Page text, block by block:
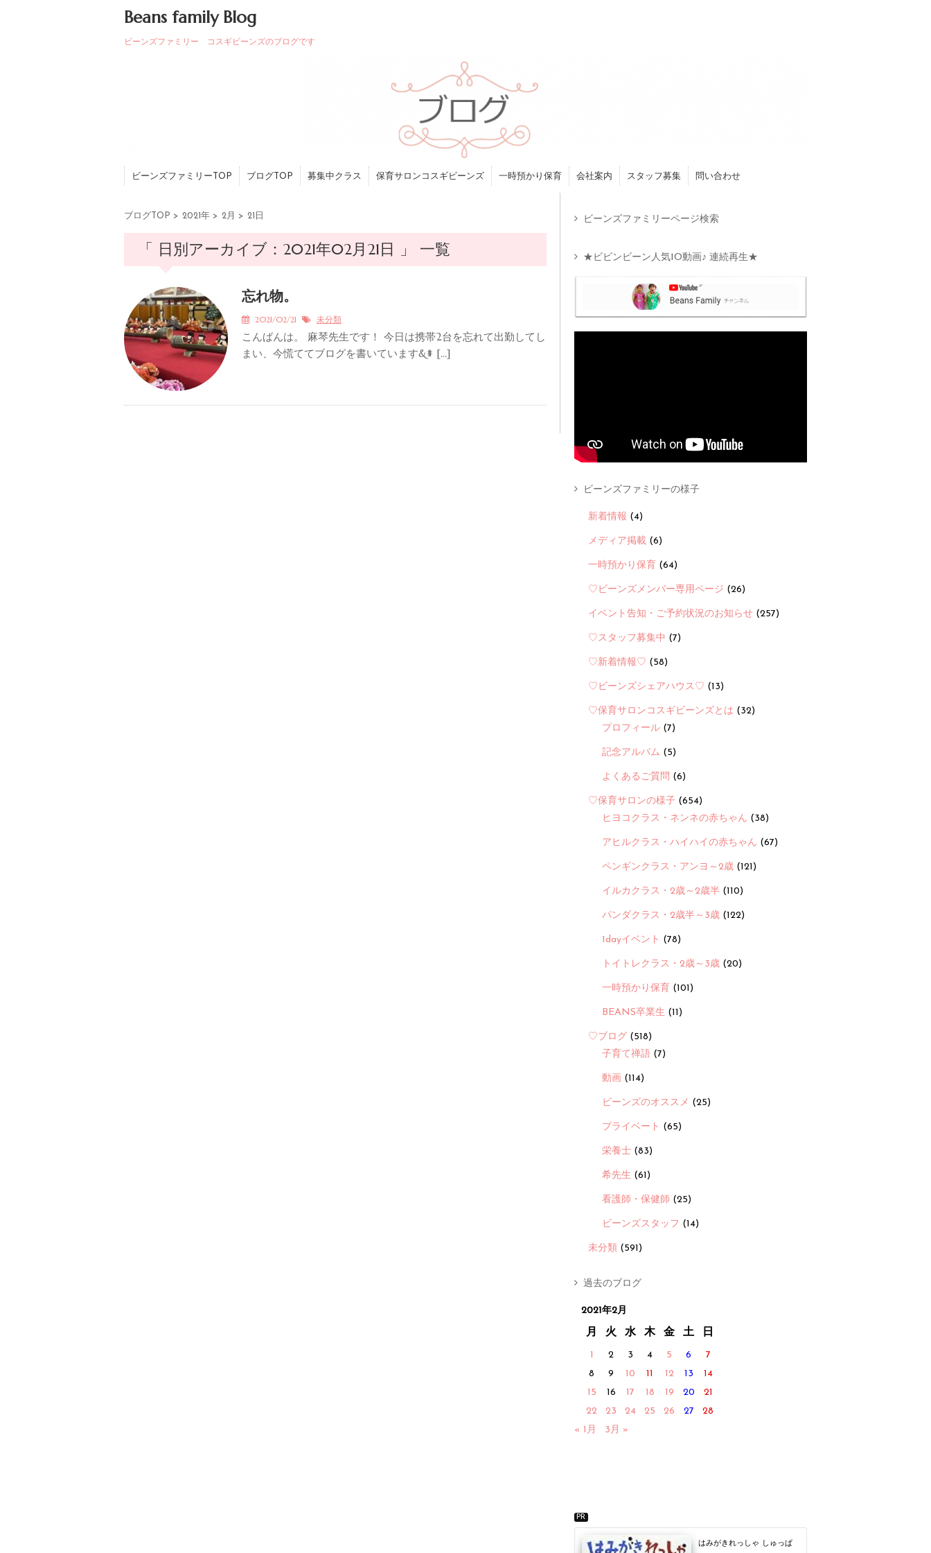
Beans family Blog
ビーンズファミリー コスギビーンズのブログです
ビーンズファミリーTOP ブログTOP 募集中クラス 保育サロンコスギビーンズ 一時預かり保育 会社案内 スタッフ募集 問い合わせ
ブログTOP > 2021年 > 2月 > 21日
「 日別アーカイブ：2021年02月21日 」 一覧
忘れ物。
2021/02/21 未分類
こんばんは。 麻琴先生です！ 今日は携帯2台を忘れて出勤してし
まい、今慌ててブログを書いています&# […]
ビーンズファミリーページ検索
★ビビンビーン人気10動画♪ 連続再生★
ビーンズファミリーの様子
新着情報 (4)
メディア掲載 (6)
一時預かり保育 (64)
♡ビーンズメンバー専用ページ (26)
イベント告知・ご予約状況のお知らせ (257)
♡スタッフ募集中 (7)
♡新着情報♡ (58)
♡ビーンズシェアハウス♡ (13)
♡保育サロンコスギビーンズとは (32)
プロフィール (7)
記念アルバム (5)
よくあるご質問 (6)
♡保育サロンの様子 (654)
ヒヨコクラス・ネンネの赤ちゃん (38)
アヒルクラス・ハイハイの赤ちゃん (67)
ペンギンクラス・アンヨ～2歳 (121)
イルカクラス・2歳～2歳半 (110)
パンダクラス・2歳半～3歳 (122)
1dayイベント (78)
トイトレクラス・2歳～3歳 (20)
一時預かり保育 (101)
BEANS卒業生 (11)
♡ブログ (518)
子育て禅語 (7)
動画 (114)
ビーンズのオススメ (25)
プライベート (65)
栄養士 (83)
希先生 (61)
看護師・保健師 (25)
ビーンズスタッフ (14)
未分類 (591)
過去のブログ
2021年2月
月 火 水 木 金 土 日
1 2 3 4 5 6
7
8
9 10 11 12 13
14
15
16 17 18 19 20
21
22
23 24 25 26 27
28
« 1月
3月 »
PR
はみがきれっしゃ しゅっぱ